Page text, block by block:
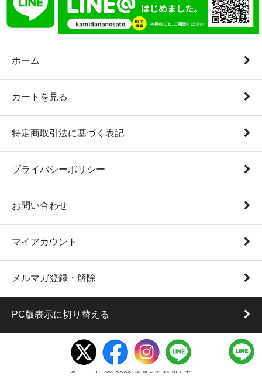
ホーム
カートを見る
特定商取引法に基づく表記
プライバシーポリシー
お問い合わせ
マイアカウント
メルマガ登録・解除
PC版表示に切り替える